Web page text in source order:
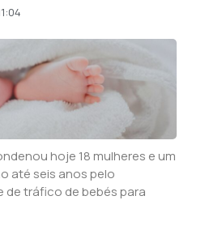
hoje 18 mulheres e um
até seis anos pelo
de tráfico de bebés para